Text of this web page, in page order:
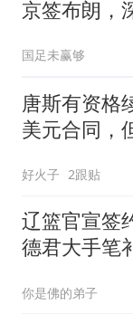
京签布朗，
国足未赢够
唐斯有资格
美元合同，
好火子 2跟贴
辽篮官宣签
德君大手笔
你是佛的弟子